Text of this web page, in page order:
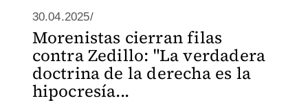
30.04.2025/
Morenistas cierran filas
contra Zedillo: "La verdadera
doctrina de la derecha es la
hipocresía...